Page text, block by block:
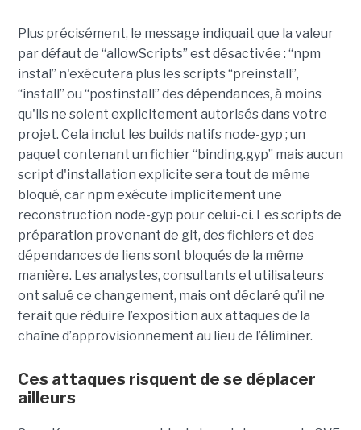
Plus précisément, le message indiquait que la valeur
par défaut de “allowScripts” est désactivée : “npm
instal” n'exécutera plus les scripts “preinstall”,
“install” ou “postinstall” des dépendances, à moins
qu'ils ne soient explicitement autorisés dans votre
projet. Cela inclut les builds natifs node-gyp ; un
paquet contenant un fichier “binding.gyp” mais aucun
script d'installation explicite sera tout de même
bloqué, car npm exécute implicitement une
reconstruction node-gyp pour celui-ci. Les scripts de
préparation provenant de git, des fichiers et des
dépendances de liens sont bloqués de la même
manière. Les analystes, consultants et utilisateurs
ont salué ce changement, mais ont déclaré qu’il ne
ferait que réduire l’exposition aux attaques de la
chaîne d’approvisionnement au lieu de l’éliminer.
Ces attaques risquent de se déplacer
ailleurs